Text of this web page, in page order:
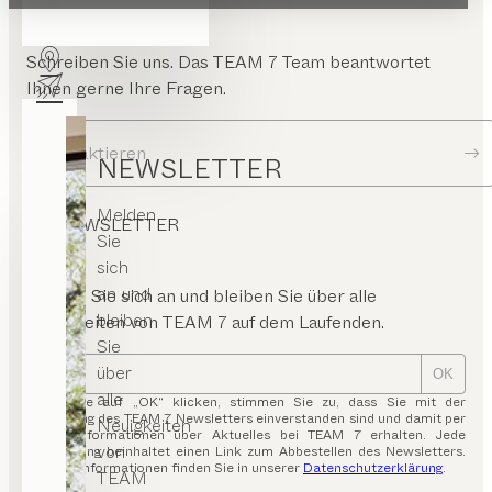
NEWSLETTER
Melden
Sie
sich
an und
bleiben
Sie
über
alle
Neuigkeiten
von
TEAM
Schreiben Sie uns. Das TEAM 7 Team beantwortet
Ihnen gerne Ihre Fragen.
Kontaktieren
NEWSLETTER
Melden Sie sich an und bleiben Sie über alle
Neuigkeiten von TEAM 7 auf dem Laufenden.
OK
Indem Sie auf „OK“ klicken, stimmen Sie zu, dass Sie mit der
Zusendung des TEAM 7 Newsletters einverstanden sind und damit per
E-Mail Informationen über Aktuelles bei TEAM 7 erhalten. Jede
Aussendung beinhaltet einen Link zum Abbestellen des Newsletters.
Weitere Informationen finden Sie in unserer Datenschutzerklärung.